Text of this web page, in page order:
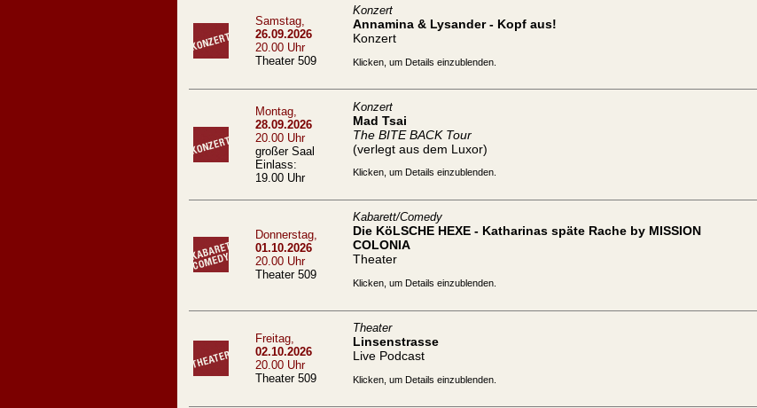
Samstag,
26.09.2026
20.00 Uhr
Theater 509
Konzert
Annamina & Lysander - Kopf aus!
Konzert
Klicken, um Details einzublenden.
Montag,
28.09.2026
20.00 Uhr
großer Saal
Einlass:
19.00 Uhr
Konzert
Mad Tsai
The BITE BACK Tour
(verlegt aus dem Luxor)
Klicken, um Details einzublenden.
Donnerstag,
01.10.2026
20.00 Uhr
Theater 509
Kabarett/Comedy
Die KöLSCHE HEXE - Katharinas späte Rache by MISSION
COLONIA
Theater
Klicken, um Details einzublenden.
Freitag,
02.10.2026
20.00 Uhr
Theater 509
Theater
Linsenstrasse
Live Podcast
Klicken, um Details einzublenden.